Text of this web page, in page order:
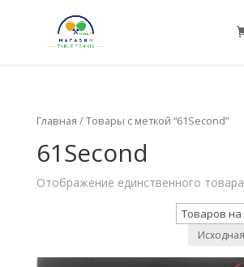
Главная / Товары с меткой “61Second”
61Second
Отображение единственного товара